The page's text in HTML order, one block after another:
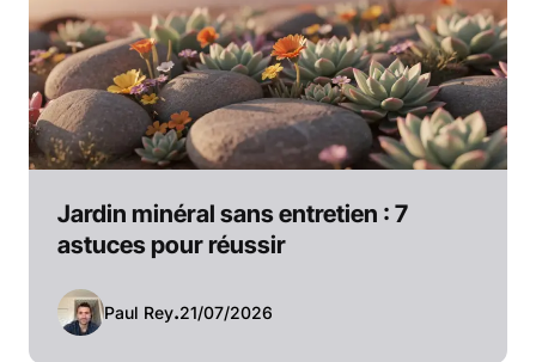
Jardin minéral sans entretien : 7
astuces pour réussir
Paul Rey.21/07/2026